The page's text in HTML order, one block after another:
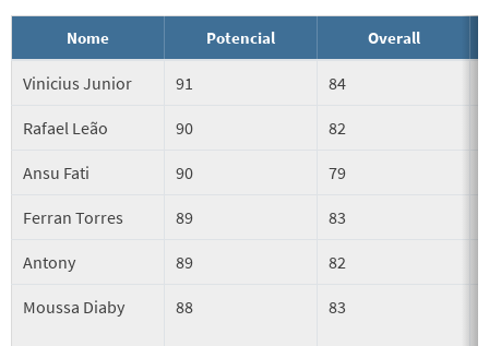
Nome Potencial Overall
Vinicius Junior 91 84
Rafael Leão 90 82
Ansu Fati 90 79
Ferran Torres 89 83
Antony 89 82
Moussa Diaby 88 83